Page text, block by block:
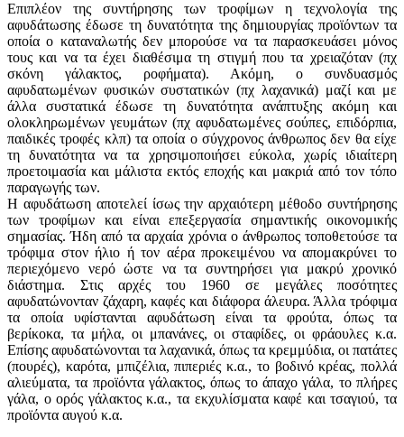
Επιπλέον της συντήρησης των τροφίμων η τεχνολογία της
αφυδάτωσης έδωσε τη δυνατότητα της δημιουργίας προϊόντων τα
οποία ο καταναλωτής δεν μπορούσε να τα παρασκευάσει μόνος
τους και να τα έχει διαθέσιμα τη στιγμή που τα χρειαζόταν (πχ
σκόνη γάλακτος, ροφήματα). Ακόμη, ο συνδυασμός
αφυδατωμένων φυσικών συστατικών (πχ λαχανικά) μαζί και με
άλλα συστατικά έδωσε τη δυνατότητα ανάπτυξης ακόμη και
ολοκληρωμένων γευμάτων (πχ αφυδατωμένες σούπες, επιδόρπια,
παιδικές τροφές κλπ) τα οποία ο σύγχρονος άνθρωπος δεν θα είχε
τη δυνατότητα να τα χρησιμοποιήσει εύκολα, χωρίς ιδιαίτερη
προετοιμασία και μάλιστα εκτός εποχής και μακριά από τον τόπο
παραγωγής των.
Η αφυδάτωση αποτελεί ίσως την αρχαιότερη μέθοδο συντήρησης
των τροφίμων και είναι επεξεργασία σημαντικής οικονομικής
σημασίας. Ήδη από τα αρχαία χρόνια ο άνθρωπος τοποθετούσε τα
τρόφιμα στον ήλιο ή τον αέρα προκειμένου να απομακρύνει το
περιεχόμενο νερό ώστε να τα συντηρήσει για μακρύ χρονικό
διάστημα. Στις αρχές του 1960 σε μεγάλες ποσότητες
αφυδατώνονταν ζάχαρη, καφές και διάφορα άλευρα. Άλλα τρόφιμα
τα οποία υφίστανται αφυδάτωση είναι τα φρούτα, όπως τα
βερίκοκα, τα μήλα, οι μπανάνες, οι σταφίδες, οι φράουλες κ.α.
Επίσης αφυδατώνονται τα λαχανικά, όπως τα κρεμμύδια, οι πατάτες
(πουρές), καρότα, μπιζέλια, πιπεριές κ.α., το βοδινό κρέας, πολλά
αλιεύματα, τα προϊόντα γάλακτος, όπως το άπαχο γάλα, το πλήρες
γάλα, ο ορός γάλακτος κ.α., τα εκχυλίσματα καφέ και τσαγιού, τα
προϊόντα αυγού κ.α.